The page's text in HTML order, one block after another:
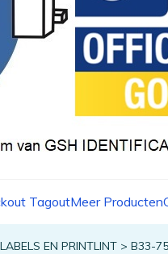
TagoutMeer Producten
EN PRINTLINT > B33-